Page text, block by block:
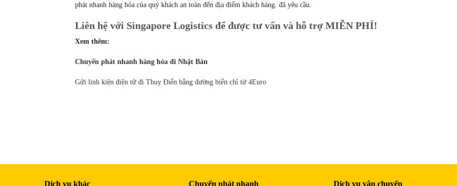
phát nhanh hàng hóa của quý khách an toàn đến địa điểm khách hàng. đã yêu cầu.
Liên hệ với Singapore Logistics để được tư vấn và hỗ trợ MIỄN PHÍ!
Xem thêm:
Chuyển phát nhanh hàng hóa đi Nhật Bản
Gửi linh kiện điện tử đi Thuỵ Điển bằng đường biển chỉ từ 4Euro
Dịch vụ khác Chuyển phát nhanh Dịch vụ vận chuyển